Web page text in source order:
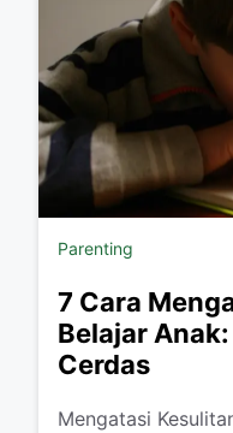
Parenting
7 Cara
Belajar
Cerdas
​Mengatasi